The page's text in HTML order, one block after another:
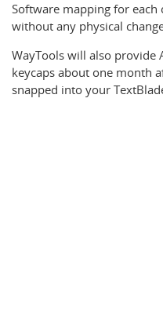
Software mapping for
without any physical
WayTools will also provide
keycaps about one month
snapped into your